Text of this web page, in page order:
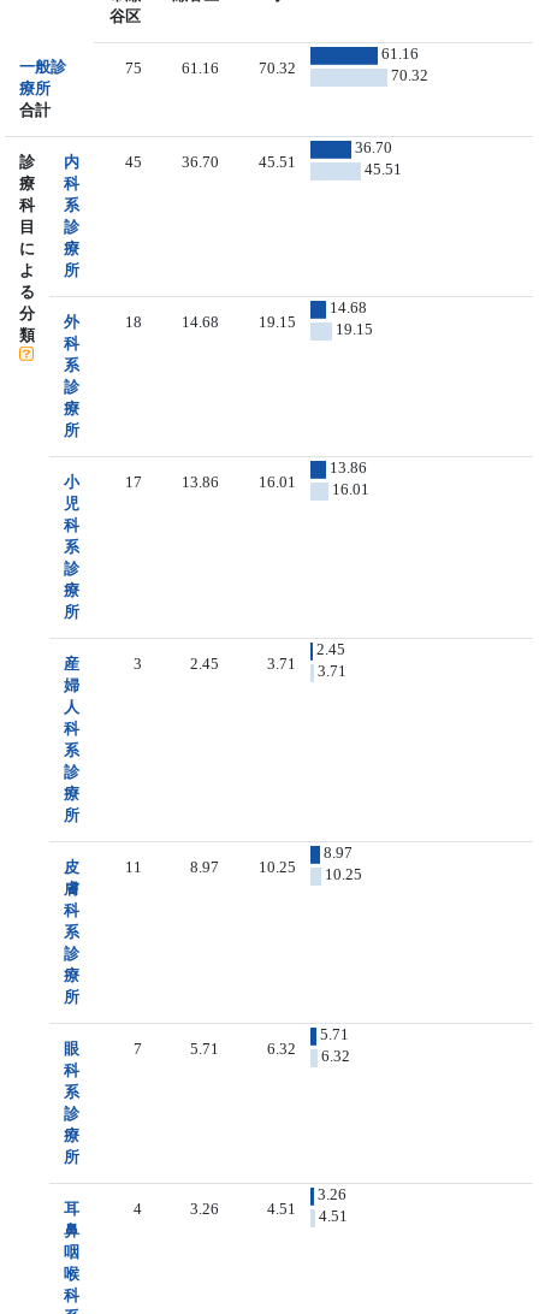
谷区
一般診
療所
合計
75 61.16 70.32
61.16
70.32
診
療
科
目
に
よ
る
分
類
内
科
系
診
療
所
45 36.70 45.51
36.70
45.51
外
科
系
診
療
所
18 14.68 19.15
14.68
19.15
小
児
科
系
診
療
所
17 13.86 16.01
13.86
16.01
産
婦
人
科
系
診
療
所
3 2.45 3.71
2.45
3.71
皮
膚
科
系
診
療
所
11 8.97 10.25
8.97
10.25
眼
科
系
診
療
所
7 5.71 6.32
5.71
6.32
耳
鼻
咽
喉
科
4 3.26 4.51
3.26
4.51